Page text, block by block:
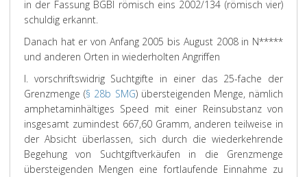
in der Fassung BGBl römisch eins 2002/134 (römisch vier)
schuldig erkannt.
Danach hat er von Anfang 2005 bis August 2008 in N*****
und anderen Orten in wiederholten Angriffen
I. vorschriftswidrig Suchtgifte in einer das 25-fache der
Grenzmenge (§ 28b SMG) übersteigenden Menge, nämlich
amphetaminhältiges Speed mit einer Reinsubstanz von
insgesamt zumindest 667,60 Gramm, anderen teilweise in
der Absicht überlassen, sich durch die wiederkehrende
Begehung von Suchtgiftverkäufen in die Grenzmenge
übersteigenden Mengen eine fortlaufende Einnahme zu